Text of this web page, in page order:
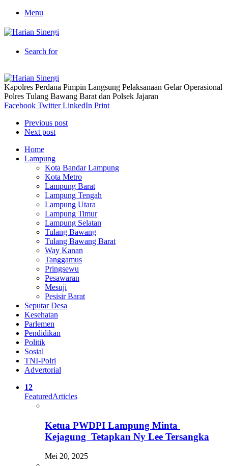
Menu
Search for
Kapolres Perdana Pimpin Langsung Pelaksanaan Gelar Operasional
Polres Tulang Bawang Barat dan Polsek Jajaran
Facebook Twitter LinkedIn Print
Previous post
Next post
Home
Lampung
Kota Bandar Lampung
Kota Metro
Lampung Barat
Lampung Tengah
Lampung Utara
Lampung Timur
Lampung Selatan
Tulang Bawang
Tulang Bawang Barat
Way Kanan
Tanggamus
Pringsewu
Pesawaran
Mesuji
Pesisir Barat
Seputar Desa
Kesehatan
Parlemen
Pendidikan
Politik
Sosial
TNI-Polri
Advertorial
12
FeaturedArticles
Ketua PWDPI Lampung Minta
Kejagung Tetapkan Ny Lee Tersangka
Mei 20, 2025